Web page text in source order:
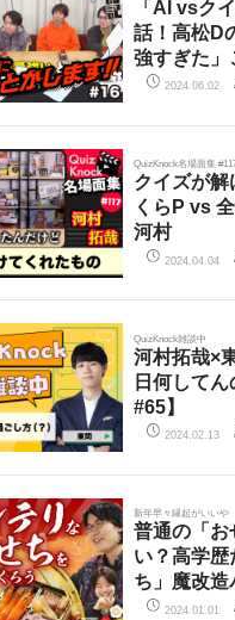
「AI vsク
話！高松D
強すぎた」
2024.06.02
QuizKnock名場面集
クイズが解
くらP vs
河村
2024.04.04
QuizKnock雑談中
河村拓哉×
日何して
#65】
2024.02.13
新年早々縁起がいいや
普通の「お
い？高学歴
ち」魔改造
2024.01.01